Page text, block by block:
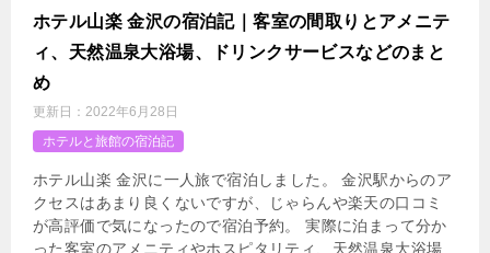
ホテル山楽 金沢の宿泊記｜客室の間取りとアメニテ
ィ、天然温泉大浴場、ドリンクサービスなどのまと
め
更新日： 2022年6月28日
ホテルと旅館の宿泊記
ホテル山楽 金沢に一人旅で宿泊しました。 金沢駅からのア
クセスはあまり良くないですが、じゃらんや楽天の口コミ
が高評価で気になったので宿泊予約。 実際に泊まって分か
った客室のアメニティやホスピタリティ、天然温泉大浴場